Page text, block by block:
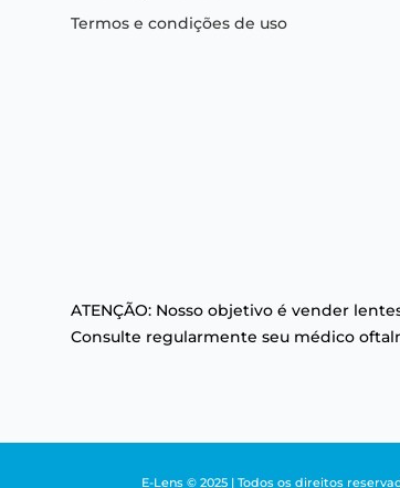
Termos e condições de uso
ATENÇÃO: Nosso objetivo é vender
Consulte regularmente seu médico
E-Lens © 2025 | Todos os direitos